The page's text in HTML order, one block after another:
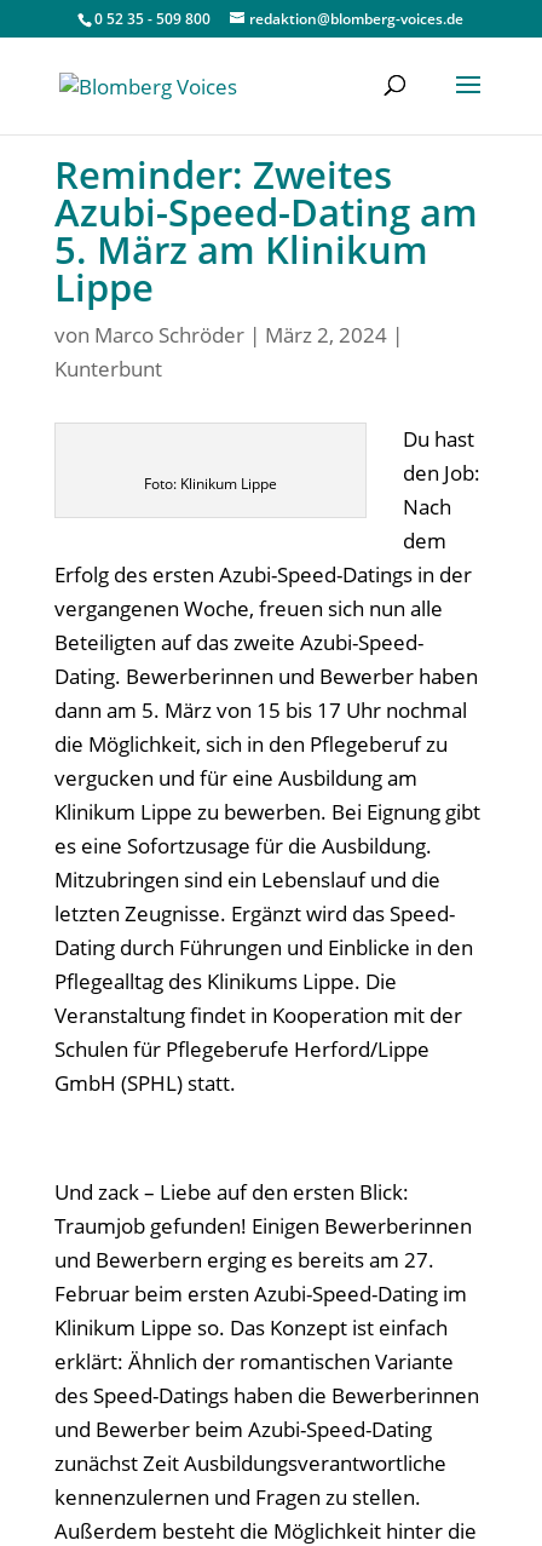
0 52 35 - 509 800 redaktion@blomberg-voices.de
Reminder: Zweites
Azubi-Speed-Dating am
5. März am Klinikum
Lippe
von Marco Schröder| März 2, 2024|
Kunterbunt
Foto: Klinikum Lippe
Du hast
den Job:
Nach
dem
Erfolg des ersten Azubi-Speed-Datings in der
vergangenen Woche, freuen sich nun alle
Beteiligten auf das zweite Azubi-Speed-
Dating. Bewerberinnen und Bewerber haben
dann am 5. März von 15 bis 17 Uhr nochmal
die Möglichkeit, sich in den Pflegeberuf zu
vergucken und für eine Ausbildung am
Klinikum Lippe zu bewerben. Bei Eignung gibt
es eine Sofortzusage für die Ausbildung.
Mitzubringen sind ein Lebenslauf und die
letzten Zeugnisse. Ergänzt wird das Speed-
Dating durch Führungen und Einblicke in den
Pflegealltag des Klinikums Lippe. Die
Veranstaltung findet in Kooperation mit der
Schulen für Pflegeberufe Herford/Lippe
GmbH (SPHL) statt.
Und zack – Liebe auf den ersten Blick:
Traumjob gefunden! Einigen Bewerberinnen
und Bewerbern erging es bereits am 27.
Februar beim ersten Azubi-Speed-Dating im
Klinikum Lippe so. Das Konzept ist einfach
erklärt: Ähnlich der romantischen Variante
des Speed-Datings haben die Bewerberinnen
und Bewerber beim Azubi-Speed-Dating
zunächst Zeit Ausbildungsverantwortliche
kennenzulernen und Fragen zu stellen.
Außerdem besteht die Möglichkeit hinter die